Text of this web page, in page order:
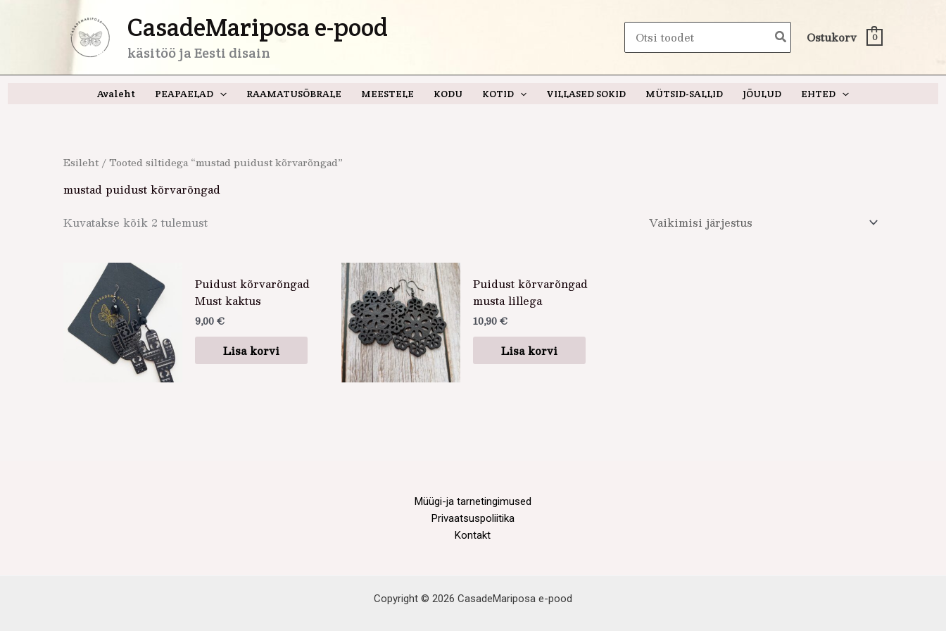
CasadeMariposa e-pood
käsitöö ja Eesti disain
Search
for:
Ostukorv 0
Avaleht PEAPAELAD RAAMATUSÕBRALE MEESTELE KODU KOTID VILLASED SOKID MÜTSID-SALLID JÕULUD EHTED
Esileht / Tooted siltidega “mustad puidust kõrvarõngad”
mustad puidust kõrvarõngad
Kuvatakse kõik 2 tulemust
Puidust kõrvarõngad
Must kaktus
9,00€
Lisa korvi
Puidust kõrvarõngad
musta lillega
10,90€
Lisa korvi
Müügi-ja tarnetingimused
Privaatsuspoliitika
Kontakt
Copyright © 2026 CasadeMariposa e-pood